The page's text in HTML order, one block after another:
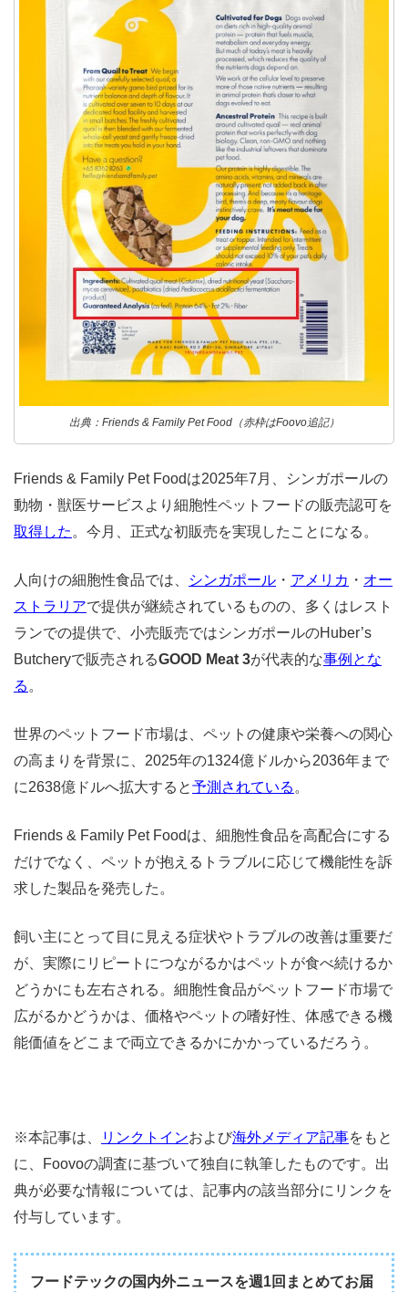
出典：Friends & Family Pet Food（赤枠はFoovo追記）
Friends & Family Pet Foodは2025年7月、シンガポールの
動物・獣医サービスより細胞性ペットフードの販売認可を
取得した 。今月、正式な初販売を実現したことになる。
人向けの細胞性食品では、 シンガポール ・ アメリカ ・ オー
ストラリアで提供が継続されているものの、多くはレスト
ランでの提供で、小売販売ではシンガポールのHuber’s
Butcheryで販売されるGOOD Meat 3が代表的な事例とな
る 。
世界のペットフード市場は、ペットの健康や栄養への関心
の高まりを背景に、2025年の1324億ドルから2036年まで
に2638億ドルへ拡大すると予測されている 。
Friends & Family Pet Foodは、細胞性食品を高配合にする
だけでなく、ペットが抱えるトラブルに応じて機能性を訴
求した製品を発売した。
飼い主にとって目に見える症状やトラブルの改善は重要だ
が、実際にリピートにつながるかはペットが食べ続けるか
どうかにも左右される。細胞性食品がペットフード市場で
広がるかどうかは、価格やペットの嗜好性、体感できる機
能価値をどこまで両立できるかにかかっているだろう。
※本記事は、 リンクトインおよび海外メディア記事をもと
に、Foovoの調査に基づいて独自に執筆したものです。出
典が必要な情報については、記事内の該当部分にリンクを
付与しています。
フードテックの国内外ニュースを週1回まとめてお届